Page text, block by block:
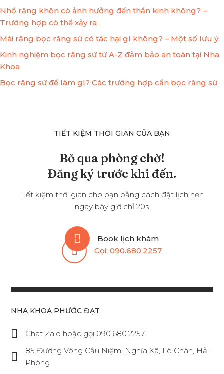
Nhổ răng khôn có ảnh hưởng đến thần kinh không? –
Trường hợp có thể xảy ra
Mài răng bọc răng sứ có tác hại gì không? – Một số lưu ý
Kinh nghiệm bọc răng sứ từ A-Z đảm bảo an toàn tại Nha
Khoa
Bọc răng sứ để làm gì? Các trường hợp cần bọc răng sứ
TIẾT KIỆM THỜI GIAN CỦA BẠN
Bỏ qua phòng chờ!
Đăng ký trước khi đến.
Tiết kiệm thời gian cho bạn bằng cách đặt lịch hẹn
ngay bây giờ chỉ 20s
Book lịch khám
Gọi: 090.680.2257
NHA KHOA PHƯỚC ĐẠT
Chat Zalo hoặc gọi 090.680.2257
85 Đường Vòng Cầu Niệm, Nghĩa Xã, Lê Chân, Hải
Phòng